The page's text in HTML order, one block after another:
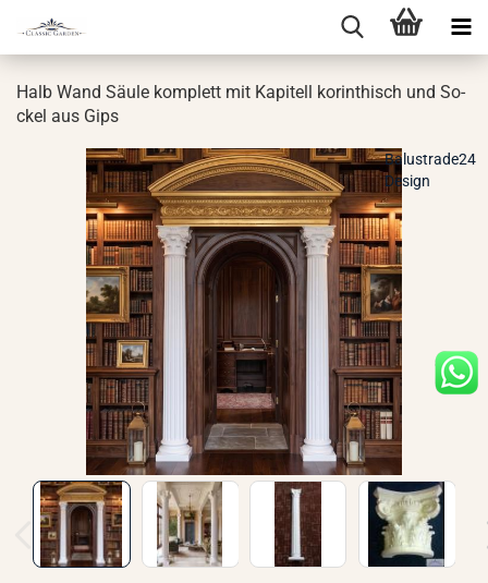
Halb Wand Säule kom­plett mit Ka­pi­tell ko­rin­thisch und So­
ckel aus Gips
Balustrade24
Design